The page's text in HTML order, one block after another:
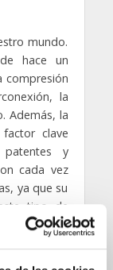
mundo.
hace un
compresión
la
Además, la
clave
y
cada vez
ya que su
tipo de